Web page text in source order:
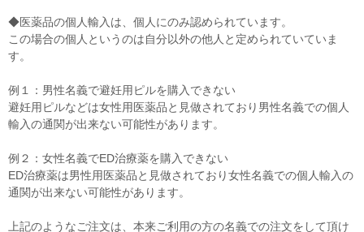
◆医薬品の個人輸入は、個人にのみ認められています。
この場合の個人というのは自分以外の他人と定められていていま
す。
例１：男性名義で避妊用ピルを購入できない
避妊用ピルなどは女性用医薬品と見做されており男性名義での個人
輸入の通関が出来ない可能性があります。
例２：女性名義でED治療薬を購入できない
ED治療薬は男性用医薬品と見做されており女性名義での個人輸入の
通関が出来ない可能性があります。
上記のようなご注文は、本来ご利用の方の名義での注文をして頂け